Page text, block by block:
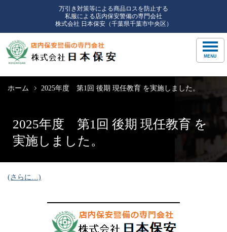
万引き対策等による商品ロスを防止する
私服による店内保安警備の専門会社
株式会社 日本保安（千葉県千葉市中央区）
ホーム 2025年度 第1回 後期 現任教育 を実施しました。
2025年度 第1回 後期 現任教育 を
実施しました。
(さらに…)